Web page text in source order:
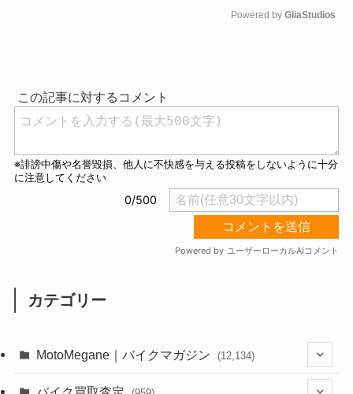
Powered by GliaStudios
カテゴリー
MotoMegane｜バイクマガジン (12,134)